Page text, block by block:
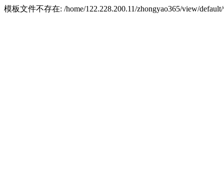
模板文件不存在: /home/122.228.200.11/zhongyao365/view/default/